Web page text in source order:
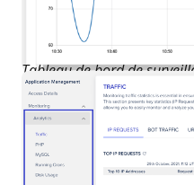
Tableau de bord de